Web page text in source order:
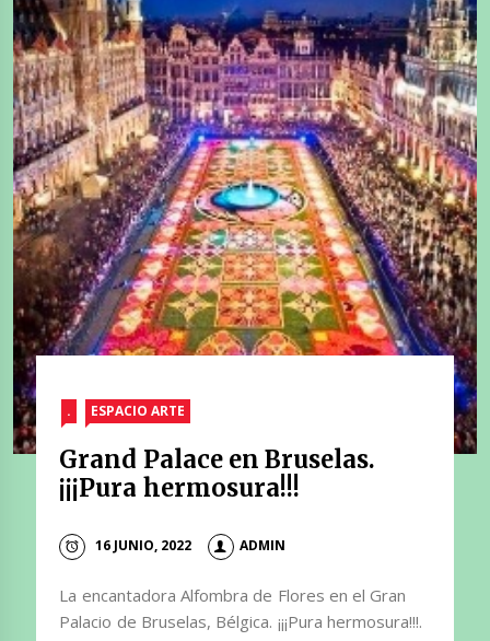
. ESPACIO ARTE
Grand Palace en Bruselas.
¡¡¡Pura hermosura!!!
16 JUNIO, 2022 ADMIN
La encantadora Alfombra de Flores en el Gran
Palacio de Bruselas, Bélgica. ¡¡¡Pura hermosura!!!.